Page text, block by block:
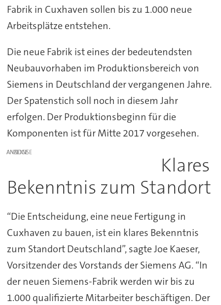
Fabrik in Cuxhaven sollen bis zu 1.000 neue
Arbeitsplätze entstehen.
Die neue Fabrik ist eines der bedeutendsten
Neubauvorhaben im Produktionsbereich von
Siemens in Deutschland der vergangenen Jahre.
Der Spatenstich soll noch in diesem Jahr
erfolgen. Der Produktionsbeginn für die
Komponenten ist für Mitte 2017 vorgesehen.
ANZEIGE
Klares
Bekenntnis zum Standort
“Die Entscheidung, eine neue Fertigung in
Cuxhaven zu bauen, ist ein klares Bekenntnis
zum Standort Deutschland”, sagte Joe Kaeser,
Vorsitzender des Vorstands der Siemens AG. “In
der neuen Siemens-Fabrik werden wir bis zu
1.000 qualifizierte Mitarbeiter beschäftigen. Der